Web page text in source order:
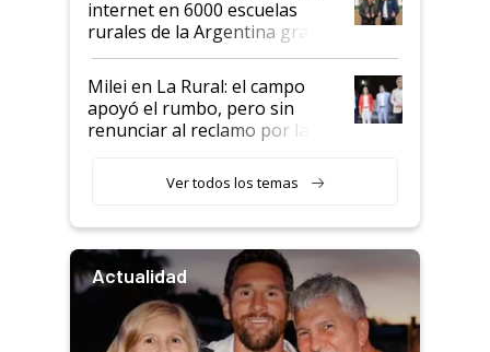
internet en 6000 escuelas
rurales de la Argentina gracias
a un acuerdo con Starlink
Milei en La Rural: el campo
apoyó el rumbo, pero sin
renunciar al reclamo por las
Ver todos los temas
Actualidad